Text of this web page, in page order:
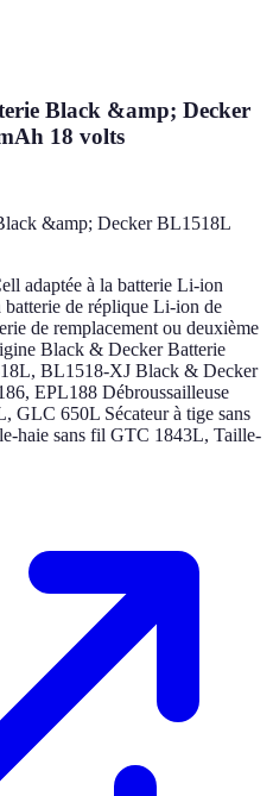
Black &amp; Decker
18 volts
adaptée à la batterie Li-ion
de réplique Li-ion de
de remplacement ou deuxième
Black & Decker Batterie
BL1518-XJ Black & Decker
EPL188 Débroussailleuse
650L Sécateur à tige sans
haie sans fil GTC 1843L, Taille-